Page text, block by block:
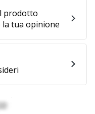
prodotto
la tua opinione